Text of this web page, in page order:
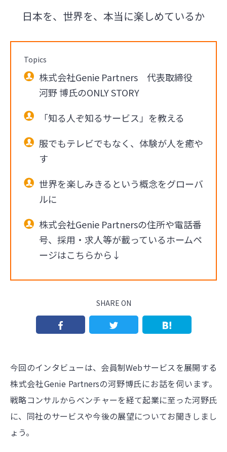
日本を、世界を、本当に楽しめているか
Topics
株式会社Genie Partners 代表取締役
河野 博氏のONLY STORY
「知る人ぞ知るサービス」を教える
服でもテレビでもなく、体験が人を癒や
す
世界を楽しみきるという概念をグローバ
ルに
株式会社Genie Partnersの住所や電話番
号、採用・求人等が載っているホームペ
ージはこちらから↓
SHARE ON
今回のインタビューは、会員制Webサービスを展開する
株式会社Genie Partnersの河野博氏にお話を伺います。
戦略コンサルからベンチャーを経て起業に至った河野氏
に、同社のサービスや今後の展望についてお聞きしまし
ょう。